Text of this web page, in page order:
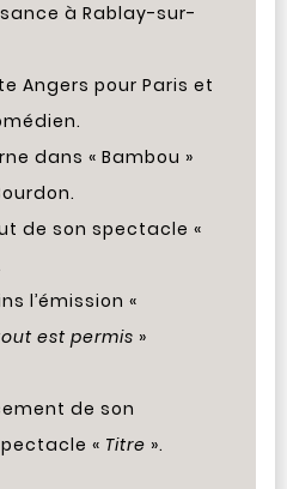
à Rablay-sur-
Angers pour Paris et
dans « Bambou »
de son spectacle «
l’émission «
est permis »
de son
« Titre ».